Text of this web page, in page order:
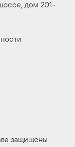
дом 201-
защищены